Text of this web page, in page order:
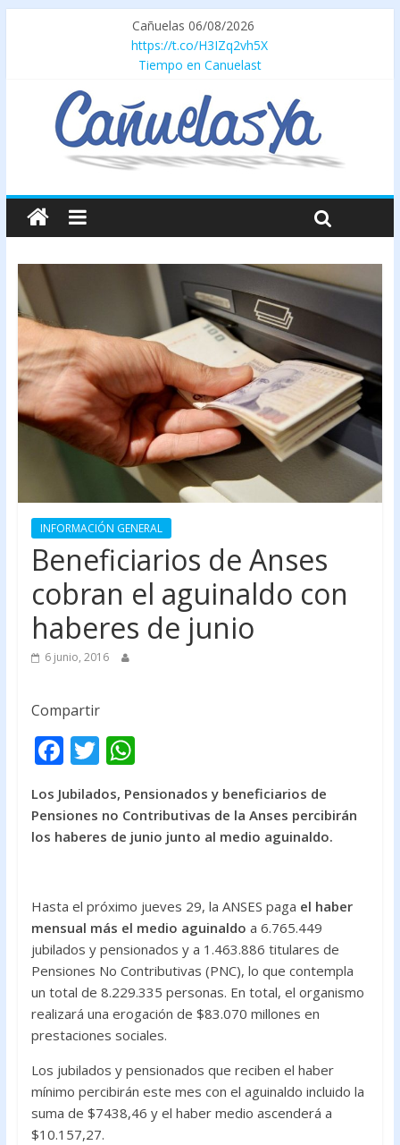
Cañuelas 06/08/2026
https://t.co/H3IZq2vh5X
Tiempo en Canuelast
INFORMACIÓN GENERAL
Beneficiarios de Anses
cobran el aguinaldo con
haberes de junio
6 junio, 2016
Compartir
F
ac
e
b
k
T
w
itt
er
W
at
s
p
p
Los Jubilados, Pensionados y beneficiarios de
Pensiones no Contributivas de la Anses percibirán
los haberes de junio junto al medio aguinaldo.
Hasta el próximo jueves 29, la ANSES paga el haber
mensual más el medio aguinaldo a 6.765.449
jubilados y pensionados y a 1.463.886 titulares de
Pensiones No Contributivas (PNC), lo que contempla
un total de 8.229.335 personas. En total, el organismo
realizará una erogación de $83.070 millones en
prestaciones sociales.
Los jubilados y pensionados que reciben el haber
mínimo percibirán este mes con el aguinaldo incluido la
suma de $7438,46 y el haber medio ascenderá a
$10.157,27.